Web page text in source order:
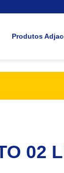
Produtos
02